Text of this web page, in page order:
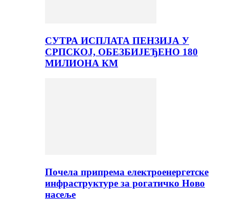
СУТРА ИСПЛАТА ПЕНЗИЈА У
СРПСКОЈ, ОБЕЗБИЈЕЂЕНО 180
МИЛИОНА КМ
Почела припрема електроенергетске
инфраструктуре за рогатичко Ново
насеље